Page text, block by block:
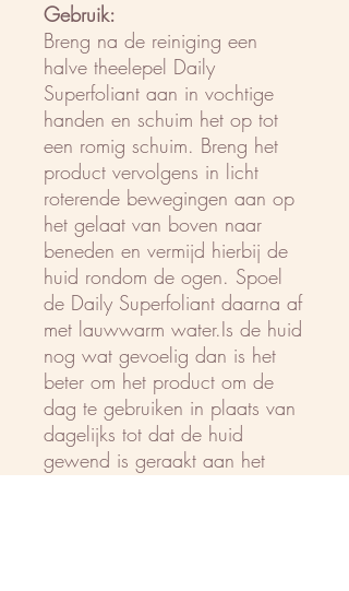
Gebruik:
Breng na de reiniging een
halve theelepel Daily
Superfoliant aan in vochtige
handen en schuim het op tot
een romig schuim. Breng het
product vervolgens in licht
roterende bewegingen aan op
het gelaat van boven naar
beneden en vermijd hierbij de
huid rondom de ogen. Spoel
de Daily Superfoliant daarna af
met lauwwarm water.Is de huid
nog wat gevoelig dan is het
beter om het product om de
dag te gebruiken in plaats van
dagelijks tot dat de huid
gewend is geraakt aan het